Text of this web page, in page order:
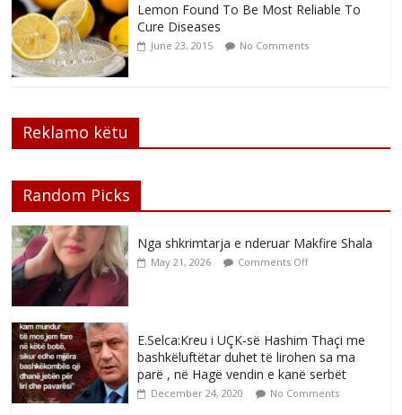
Lemon Found To Be Most Reliable To
Cure Diseases
June 23, 2015 No Comments
Reklamo këtu
Random Picks
Nga shkrimtarja e nderuar Makfire Shala
May 21, 2026 Comments Off
E.Selca:Kreu i UÇK-së Hashim Thaçi me
bashkëluftëtar duhet të lirohen sa ma
parë , në Hagë vendin e kanë serbët
December 24, 2020 No Comments